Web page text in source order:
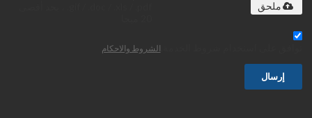
ملحق
الشروط والاحكام
إرسال